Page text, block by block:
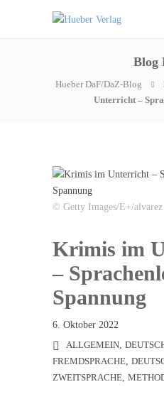
Blog
Hueber DaF/DaZ-Blog
Unterricht –
© Getty Images/E+/alvarez
Krimis im
–
Spannung
6. Oktober 2022
ALLGEMEIN,
FREMDSPRACHE,
ZWEITSPRACHE,